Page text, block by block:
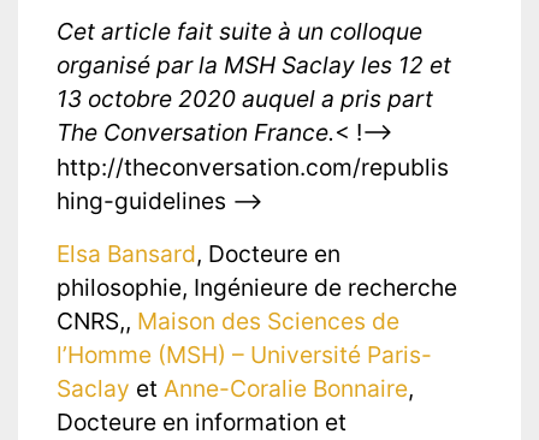
Cet article fait suite à un colloque
organisé par la MSH Saclay les 12 et
13 octobre 2020 auquel a pris part
The Conversation France.< !—>
http://theconversation.com/republis
hing-guidelines —>
Elsa Bansard, Docteure en
philosophie, Ingénieure de recherche
CNRS,, Maison des Sciences de
l’Homme (MSH) – Université Paris-
Saclay et Anne-Coralie Bonnaire,
Docteure en information et